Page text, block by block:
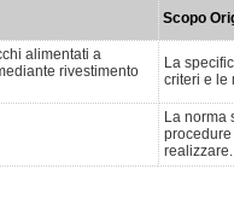
Scopo
alimentati a
rivestimento
La
criteri e le
La norma